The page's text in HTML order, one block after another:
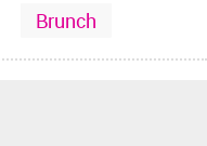
Brunch